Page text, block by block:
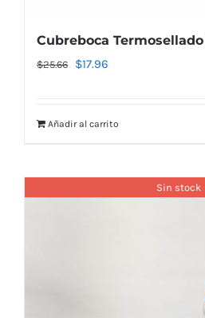
Cubreboca
$25.66
El
era:
$17.96
es:
Añadir al carrito
Sin stock